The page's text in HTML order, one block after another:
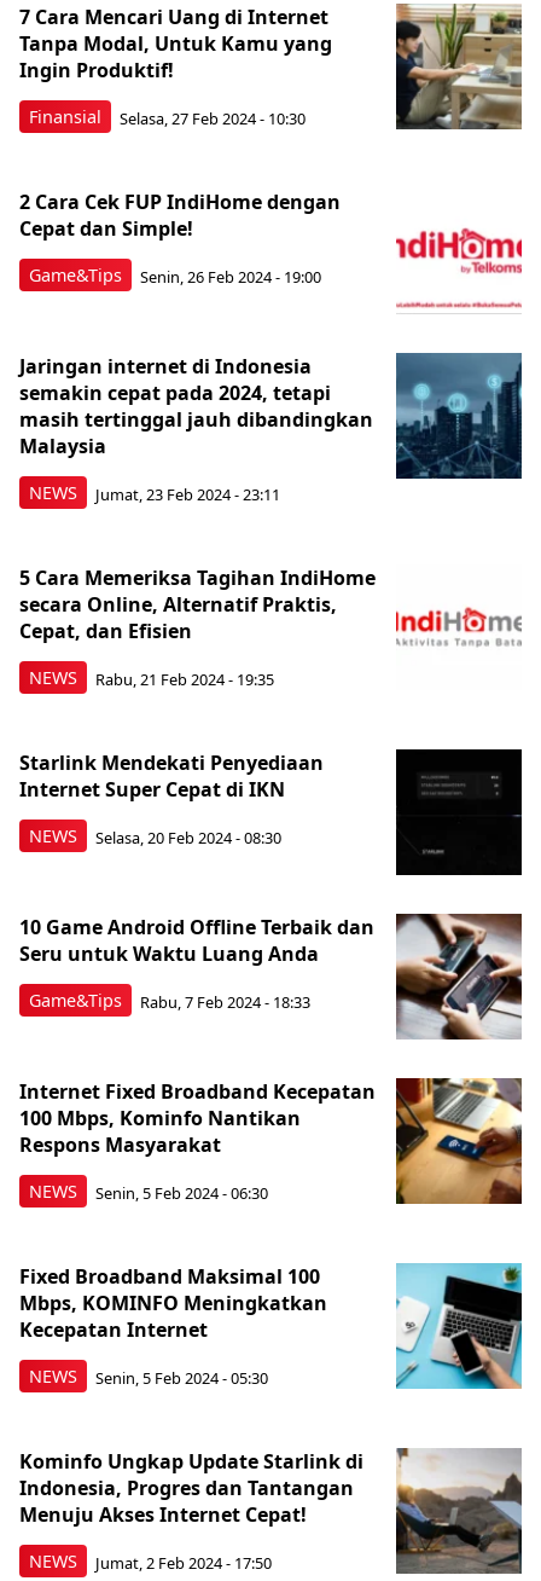
Finansial
7 Cara Mencari Uang di Internet
Tanpa Modal, Untuk Kamu yang
Ingin Produktif!
Selasa, 27 Feb 2024 - 10:30
Game&Tips
2 Cara Cek FUP IndiHome dengan
Cepat dan Simple!
Senin, 26 Feb 2024 - 19:00
NEWS
Jaringan internet di Indonesia
semakin cepat pada 2024, tetapi
masih tertinggal jauh dibandingkan
Malaysia
Jumat, 23 Feb 2024 - 23:11
NEWS
5 Cara Memeriksa Tagihan IndiHome
secara Online, Alternatif Praktis,
Cepat, dan Efisien
Rabu, 21 Feb 2024 - 19:35
NEWS
Starlink Mendekati Penyediaan
Internet Super Cepat di IKN
Selasa, 20 Feb 2024 - 08:30
Game&Tips
10 Game Android Offline Terbaik dan
Seru untuk Waktu Luang Anda
Rabu, 7 Feb 2024 - 18:33
NEWS
Internet Fixed Broadband Kecepatan
100 Mbps, Kominfo Nantikan
Respons Masyarakat
Senin, 5 Feb 2024 - 06:30
NEWS
Fixed Broadband Maksimal 100
Mbps, KOMINFO Meningkatkan
Kecepatan Internet
Senin, 5 Feb 2024 - 05:30
NEWS
Kominfo Ungkap Update Starlink di
Indonesia, Progres dan Tantangan
Menuju Akses Internet Cepat!
Jumat, 2 Feb 2024 - 17:50